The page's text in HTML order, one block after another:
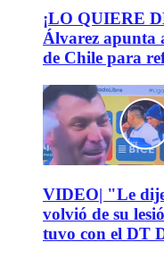
¡LO QUIERE
Álvarez apunta
de Chile para
VIDEO| "Le
volvió de su
tuvo con el DT